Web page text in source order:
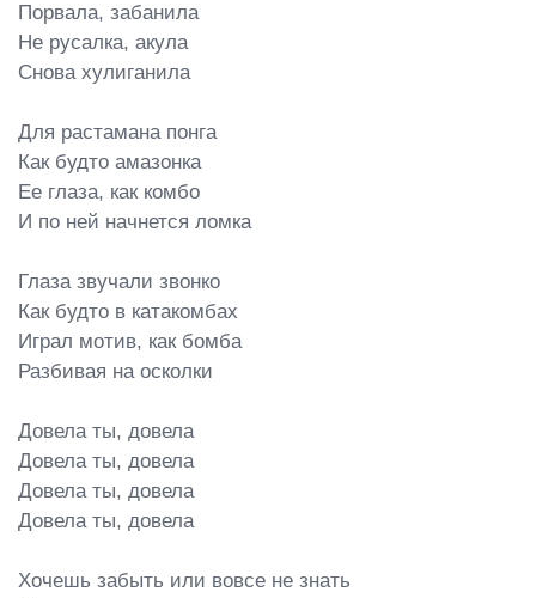
Порвала, забанила
Не русалка, акула
Снова хулиганила
Для растамана понга
Как будто амазонка
Ее глаза, как комбо
И по ней начнется ломка
Глаза звучали звонко
Как будто в катакомбах
Играл мотив, как бомба
Разбивая на осколки
Довела ты, довела
Довела ты, довела
Довела ты, довела
Довела ты, довела
Хочешь забыть или вовсе не знать